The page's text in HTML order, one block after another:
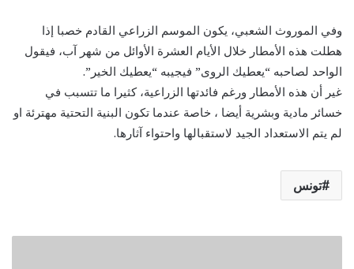
وفي الموروث الشعبي، يكون الموسم الزراعي القادم خصبا إذا
هطلت هذه الأمطار خلال الأيام العشرة الأوائل من شهر آب، فيقول
الواحد لصاحبه “يعطيك الروى” فيجيبه “يعطيك الخير”.
غير أن هذه الأمطار ورغم فائدتها الزراعية، كثيرا ما تتسبب في
خسائر مادية وبشرية أيضا ، خاصة عندما تكون البنية التحتية مهترئة او
لم يتم الاستعداد الجيد لاستقبالها واحتواء آثارها.
تونس